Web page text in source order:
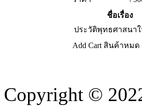
ชื่อเรื่อง
ประวัติพุทธศาสนา
Add Cart สินค้าหมด
Copyright ©